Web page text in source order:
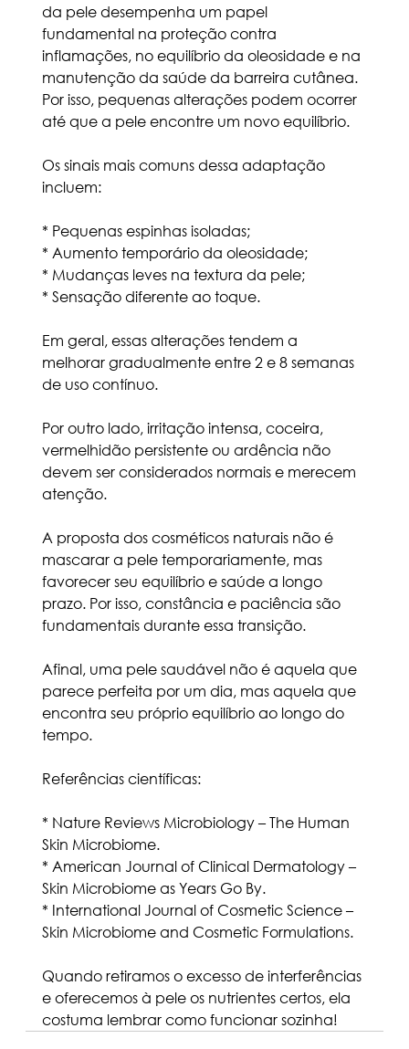
da pele desempenha um papel
fundamental na proteção contra
inflamações, no equilíbrio da oleosidade e na
manutenção da saúde da barreira cutânea.
Por isso, pequenas alterações podem ocorrer
até que a pele encontre um novo equilíbrio.
Os sinais mais comuns dessa adaptação
incluem:
* Pequenas espinhas isoladas;
* Aumento temporário da oleosidade;
* Mudanças leves na textura da pele;
* Sensação diferente ao toque.
Em geral, essas alterações tendem a
melhorar gradualmente entre 2 e 8 semanas
de uso contínuo.
Por outro lado, irritação intensa, coceira,
vermelhidão persistente ou ardência não
devem ser considerados normais e merecem
atenção.
A proposta dos cosméticos naturais não é
mascarar a pele temporariamente, mas
favorecer seu equilíbrio e saúde a longo
prazo. Por isso, constância e paciência são
fundamentais durante essa transição.
Afinal, uma pele saudável não é aquela que
parece perfeita por um dia, mas aquela que
encontra seu próprio equilíbrio ao longo do
tempo.
Referências científicas:
* Nature Reviews Microbiology – The Human
Skin Microbiome.
* American Journal of Clinical Dermatology –
Skin Microbiome as Years Go By.
* International Journal of Cosmetic Science –
Skin Microbiome and Cosmetic Formulations.
Quando retiramos o excesso de interferências
e oferecemos à pele os nutrientes certos, ela
costuma lembrar como funcionar sozinha!